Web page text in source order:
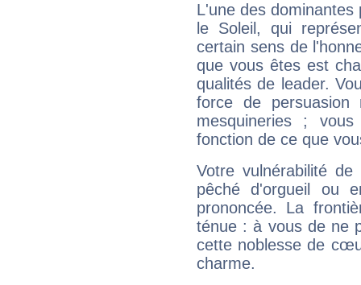
L'une des
le Soleil, qui
certain sens de
que vous êtes est
qualités de leader.
force de
mesquineries ;
fonction de ce que
Votre vulnérabilité
pêché d'orgueil ou
prononcée. La
ténue : à vous de ne
cette noblesse de
charme.